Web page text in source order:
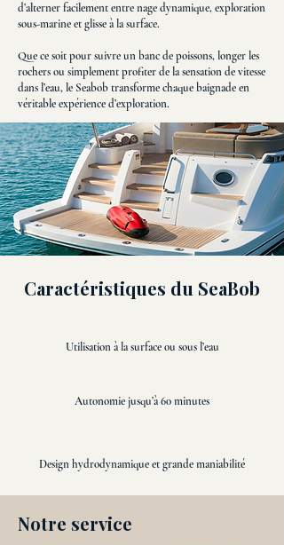
d’alterner facilement entre nage dynamique, exploration
sous-marine et glisse à la surface.
Que ce soit pour suivre un banc de poissons, longer les
rochers ou simplement profiter de la sensation de vitesse
dans l’eau, le Seabob transforme chaque baignade en
véritable expérience d’exploration.
Caractéristiques du SeaBob
Utilisation à la surface ou sous l’eau
Autonomie jusqu’à 60 minutes
Design hydrodynamique et grande maniabilité
Notre service